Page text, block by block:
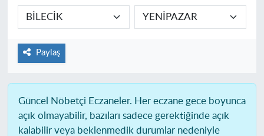
Paylaş
Güncel Nöbetçi Eczaneler. Her eczane gece boyunca
açık olmayabilir, bazıları sadece gerektiğinde açık
kalabilir veya beklenmedik durumlar nedeniyle